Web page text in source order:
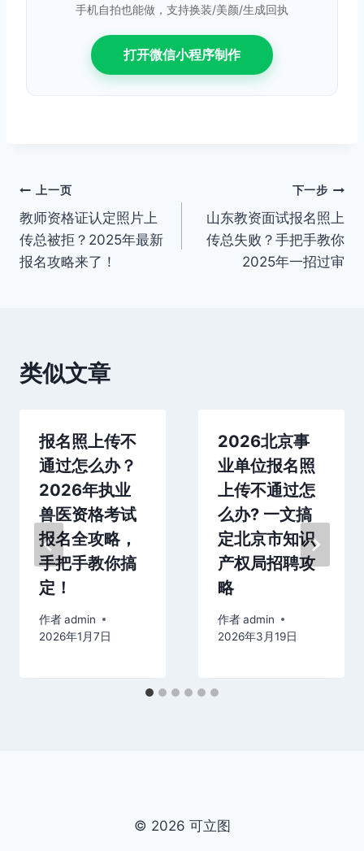
手机自拍也能做，支持换装/美颜/生成回执
打开微信小程序制作
文
章
导
上一页
教师资格证认定照片上
传总被拒？2025年最新
报名攻略来了！
下一步
山东教资面试报名照上
传总失败？手把手教你
2025年一招过审
类似文章
报名照上传不
通过怎么办？
2026年执业
兽医资格考试
报名全攻略，
手把手教你搞
定！
作者admin
2026年1月7日
2026北京事
业单位报名照
上传不通过怎
么办? 一文搞
定北京市知识
产权局招聘攻
略
作者admin
2026年3月19日
© 2026 可立图